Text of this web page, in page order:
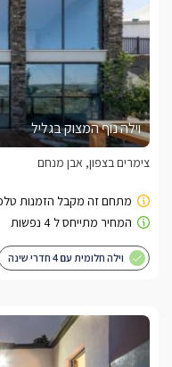
וילה נוף המצוק בגליל
צימרים בצפון, אבן מנחם
וילה חלומית עם 4 חדרי שינה